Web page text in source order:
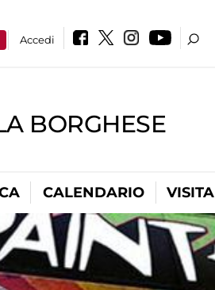
Accedi
BORGHESE
CALENDARIO VISITA